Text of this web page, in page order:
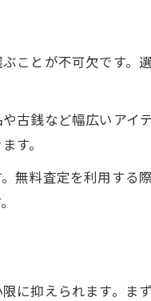
ことが不可欠です。
古銭など幅広いアイ
す。
無料査定を利用する
に抑えられます。ま